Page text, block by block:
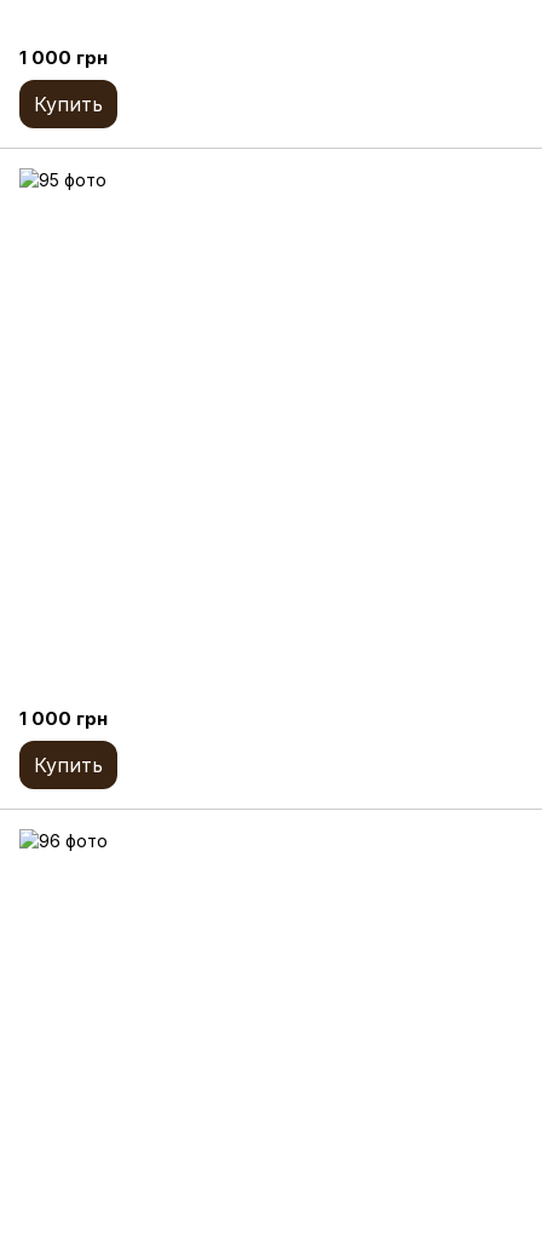
1 000 грн
Купить
1 000 грн
Купить